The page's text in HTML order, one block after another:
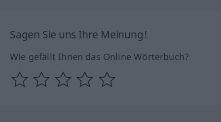
Sagen Sie uns Ihre Meinung!
Wie gefällt Ihnen das Online Wörterbuch?